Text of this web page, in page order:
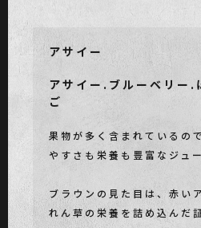
アサイー
アサイー.ブルーベリー.
ご
果物が多く含まれているの
やすさも栄養も豊富なジュー
ブラウンの見た目は、赤い
れん草の栄養を詰め込んだ